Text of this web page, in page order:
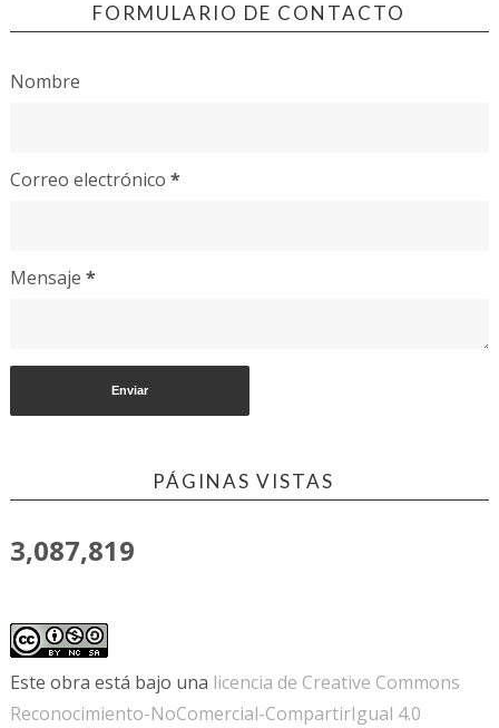
FORMULARIO DE CONTACTO
Nombre
Correo electrónico *
Mensaje *
PÁGINAS VISTAS
3,087,819
Este obra está bajo una licencia de Creative Commons
Reconocimiento-NoComercial-CompartirIgual 4.0